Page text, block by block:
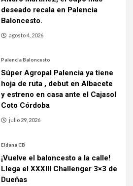
deseado recala en Palencia
Baloncesto.
agosto 4, 2026
Palencia Baloncesto
Súper Agropal Palencia ya tiene
hoja de ruta , debut en Albacete
y estreno en casa ante el Cajasol
Coto Córdoba
julio 29, 2026
Eldana CB
¡Vuelve el baloncesto a la calle!
Llega el XXXIII Challenger 3×3 de
Dueñas